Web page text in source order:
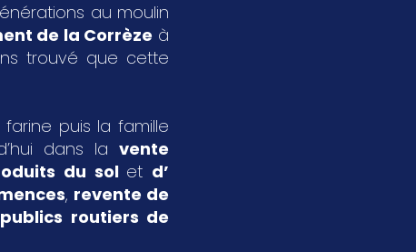
au moulin
de la Corrèze à
trouvé que cette
puis la famille
dans la vente
du sol et d’
, revente de
routiers de